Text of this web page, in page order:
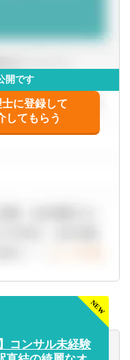
開です
に登録して
してもらう
コンサル未経験